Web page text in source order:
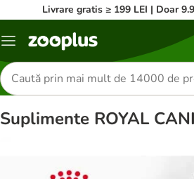
Livrare gratis ≥ 199 LEI | Doar
Categorii
Căutare
produse
Suplimente ROYAL